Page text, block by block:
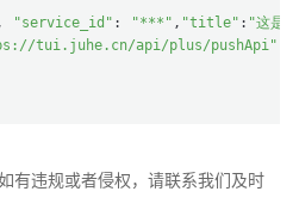
"service_id" : "***" , "title" : "这是
tui.juhe.cn/api/plus/pushApi"
有违规或者侵权，请联系我们及时